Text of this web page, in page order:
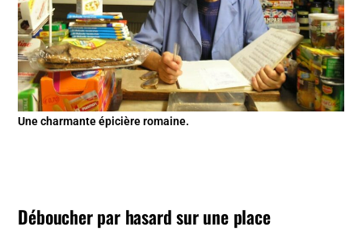
Une charmante épicière romaine.
Déboucher par hasard sur une place